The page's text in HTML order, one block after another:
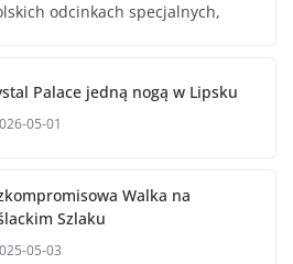
odcinkach specjalnych,
Palace jedną nogą w Lipsku
05-01
Walka na
Szlaku
05-03